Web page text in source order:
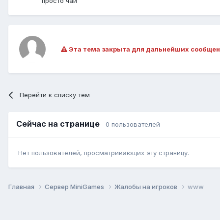
Эта тема закрыта для дальнейших
Перейти к списку тем
Сейчас на странице 0 пользователей
Нет пользователей, просматривающих эту страницу.
Главная Сервер MiniGames Жалобы на игроков www